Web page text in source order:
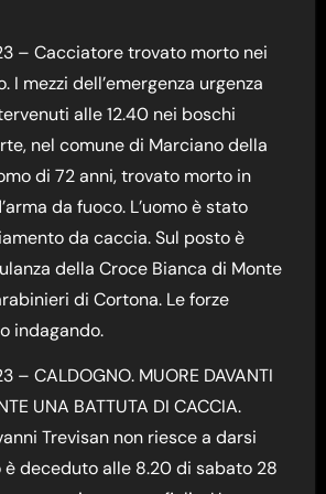
– Cacciatore trovato morto nei
I mezzi dell’emergenza urgenza
alle 12.40 nei boschi
nel comune di Marciano della
di 72 anni, trovato morto in
da fuoco. L’uomo è stato
da caccia. Sul posto è
della Croce Bianca di Monte
di Cortona. Le forze
indagando.
– CALDOGNO. MUORE DAVANTI
UNA BATTUTA DI CACCIA.
Trevisan non riesce a darsi
è deceduto alle 8.20 di sabato 28